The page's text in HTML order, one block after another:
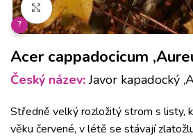
Klikněte pro zvětšení
?
Acer cappadocicum
Český název:Javor kapadocký
Středně velký rozložitý strom s listy,
věku červené, v létě se stávají